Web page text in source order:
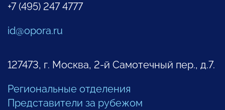
+7 (495) 247 4777
id@opora.ru
127473, г. Москва, 2-й Самотечный пер., д.7.
Региональные отделения
Представители за рубежом